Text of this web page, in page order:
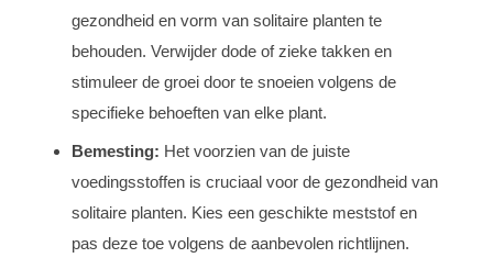
gezondheid en vorm van solitaire planten te
behouden. Verwijder dode of zieke takken en
stimuleer de groei door te snoeien volgens de
specifieke behoeften van elke plant.
Bemesting: Het voorzien van de juiste
voedingsstoffen is cruciaal voor de gezondheid van
solitaire planten. Kies een geschikte meststof en
pas deze toe volgens de aanbevolen richtlijnen.